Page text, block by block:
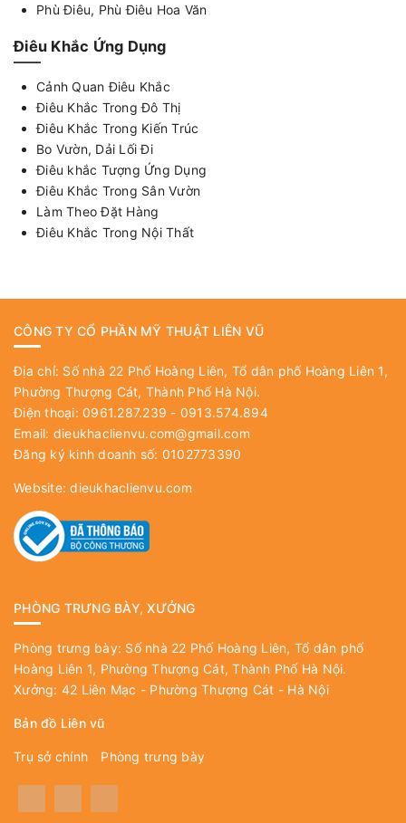
Phù Điêu, Phù Điêu Hoa Văn
Điêu Khắc Ứng Dụng
Cảnh Quan Điêu Khắc
Điêu Khắc Trong Đô Thị
Điêu Khắc Trong Kiến Trúc
Bo Vườn, Dải Lối Đi
Điêu khắc Tượng Ứng Dụng
Điêu Khắc Trong Sân Vườn
Làm Theo Đặt Hàng
Điêu Khắc Trong Nội Thất
CÔNG TY CỔ PHẦN MỸ THUẬT LIÊN VŨ
Địa chỉ: Số nhà 22 Phố Hoàng Liên, Tổ dân phố Hoàng Liên 1,
Phường Thượng Cát, Thành Phố Hà Nội.
Điện thoại: 0961.287.239 - 0913.574.894
Email: dieukhaclienvu.com@gmail.com
Đăng ký kinh doanh số: 0102773390
Website:dieukhaclienvu.com
PHÒNG TRƯNG BÀY, XƯỞNG
Phòng trưng bày: Số nhà 22 Phố Hoàng Liên, Tổ dân phố
Hoàng Liên 1, Phường Thượng Cát, Thành Phố Hà Nội.
Xưởng: 42 Liên Mạc - Phường Thượng Cát - Hà Nội
Bản đồ Liên vũ
Trụ sở chính Phòng trưng bày